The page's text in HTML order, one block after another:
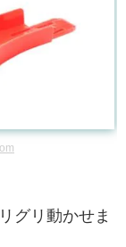
グリ動かせま